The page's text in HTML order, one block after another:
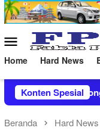
Loncat
ke
Menu
Mobile
Home Hard News
Konten Spesial
Net Zero
Beranda Hard News